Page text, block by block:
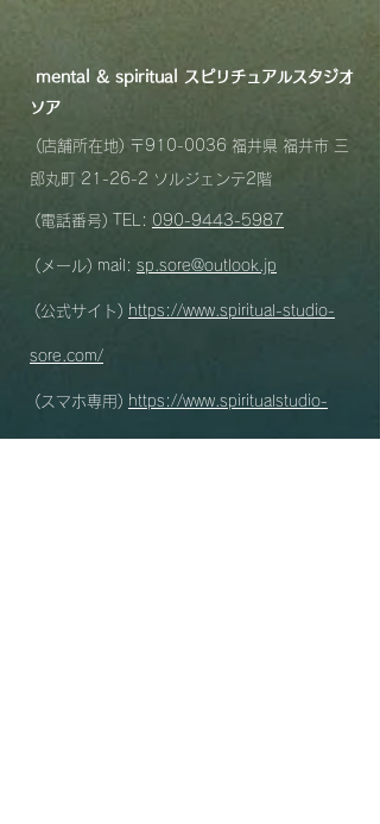
mental & spiritual スピリチュアルスタジオ
ソア
(店舗所在地) 〒910-0036 福井県 福井市 三
郎丸町 21-26-2 ソルジェンテ2階
(電話番号) TEL: 090-9443-5987
(メール) mail: sp.sore@outlook.jp
(公式サイト) https://www.spiritual-studio-
sore.com/
(スマホ専用) https://www.spiritualstudio-